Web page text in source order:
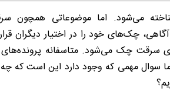
شناخته می‌شود. اما موضوعاتی همچون
آگاهی، چک‌های خود را در اختیار دیگران
سرقت چک می‌شود. متاسفانه پرونده‌های
مهمی که وجود دارد این است که چه